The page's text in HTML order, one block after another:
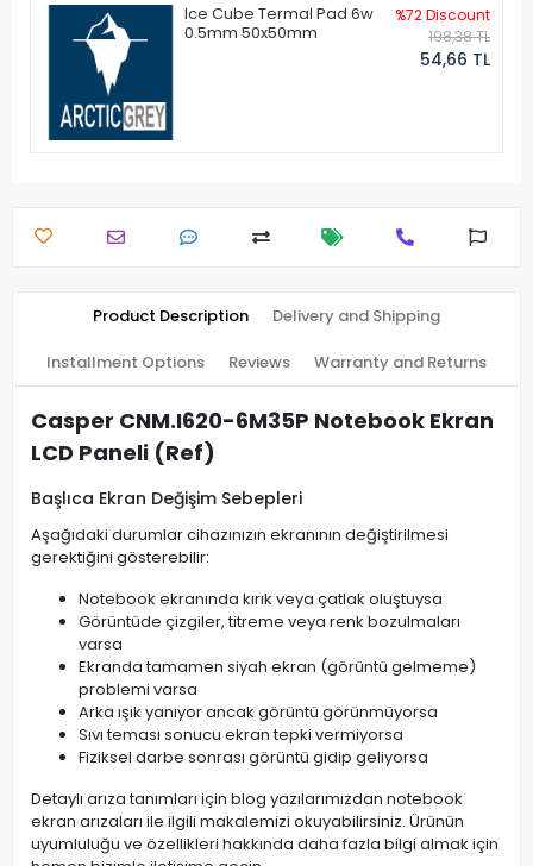
Ice Cube Termal Pad 6w
0.5mm 50x50mm
%72 Discount
198,38 TL
54,66 TL
Product Description Delivery and Shipping
Installment Options Reviews Warranty and Returns
Casper CNM.I620-6M35P Notebook Ekran
LCD Paneli (Ref)
Başlıca Ekran Değişim Sebepleri
Aşağıdaki durumlar cihazınızın ekranının değiştirilmesi
gerektiğini gösterebilir:
Notebook ekranında kırık veya çatlak oluştuysa
Görüntüde çizgiler, titreme veya renk bozulmaları
varsa
Ekranda tamamen siyah ekran (görüntü gelmeme)
problemi varsa
Arka ışık yanıyor ancak görüntü görünmüyorsa
Sıvı teması sonucu ekran tepki vermiyorsa
Fiziksel darbe sonrası görüntü gidip geliyorsa
Detaylı arıza tanımları için blog yazılarımızdan notebook
ekran arızaları ile ilgili makalemizi okuyabilirsiniz. Ürünün
uyumluluğu ve özellikleri hakkında daha fazla bilgi almak için